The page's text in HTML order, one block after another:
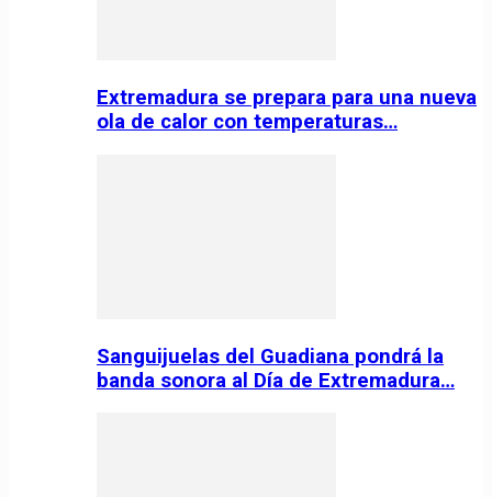
Extremadura se prepara para una nueva
ola de calor con temperaturas…
Sanguijuelas del Guadiana pondrá la
banda sonora al Día de Extremadura…